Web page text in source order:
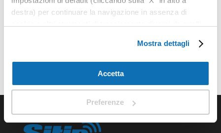
destra) per continuare la navigazione in assenza di
impostare e gestire le tue scelte per ogni categoria di
Mostra dettagli
Accetta
Preferenze
Attached Files